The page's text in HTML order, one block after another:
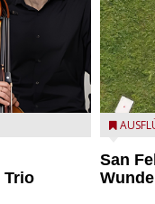
Trio
San
San